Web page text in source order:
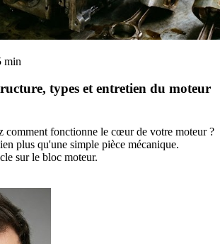
min
types et entretien du moteur
comment fonctionne le cœur de votre moteur ?
plus qu'une simple pièce mécanique.
sur le bloc moteur.